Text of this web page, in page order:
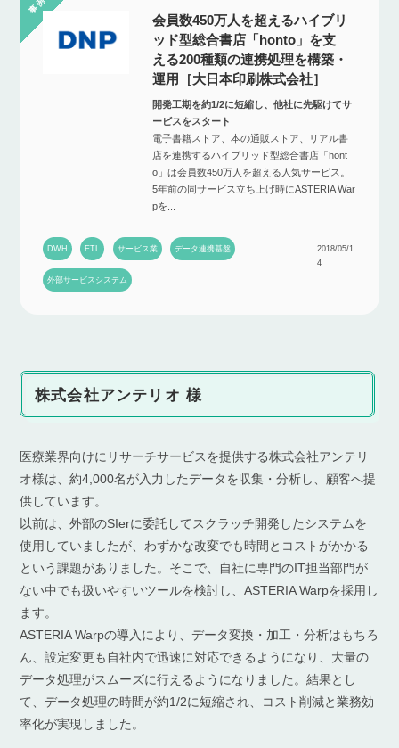
会員数450万人を超えるハイブリ
ッド型総合書店「honto」を支
える200種類の連携処理を構築・
運用［大日本印刷株式会社］
開発工期を約1/2に短縮し、他社に先駆けてサ
ービスをスタート
電子書籍ストア、本の通販ストア、リアル書
店を連携するハイブリッド型総合書店「hont
o」は会員数450万人を超える人気サービス。
5年前の同サービス立ち上げ時にASTERIA War
pを...
DWH ETL サービス業 データ連携基盤
外部サービスシステム
2018/05/1
4
株式会社アンテリオ 様
医療業界向けにリサーチサービスを提供する株式会社アンテリ
オ様は、約4,000名が入力したデータを収集・分析し、顧客へ提
供しています。
以前は、外部のSIerに委託してスクラッチ開発したシステムを
使用していましたが、わずかな改変でも時間とコストがかかる
という課題がありました。そこで、自社に専門のIT担当部門が
ない中でも扱いやすいツールを検討し、ASTERIA Warpを採用し
ます。
ASTERIA Warpの導入により、データ変換・加工・分析はもちろ
ん、設定変更も自社内で迅速に対応できるようになり、大量の
データ処理がスムーズに行えるようになりました。結果とし
て、データ処理の時間が約1/2に短縮され、コスト削減と業務効
率化が実現しました。